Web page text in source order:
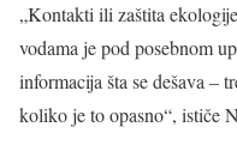
„Kontakti ili zaštita
vodama je pod posebnom
informacija šta se dešava –
koliko je to opasno“, ističe